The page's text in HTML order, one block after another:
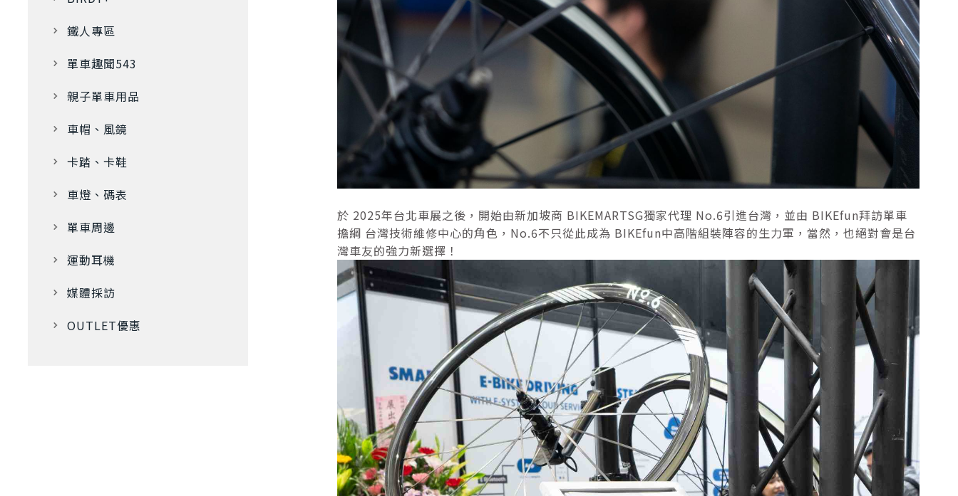
鐵人專區
單車趣聞543
親子單車用品
車帽、風鏡
卡踏、卡鞋
車燈、碼表
單車周邊
運動耳機
媒體採訪
OUTLET優惠
於 2025年台北車展之後，開始由新加坡商 BIKEMARTSG獨家代理 No.6引進台灣，並由 BIKEfun拜訪單車
擔綱 台灣技術維修中心的角色，No.6不只從此成為 BIKEfun中高階組裝陣容的生力軍，當然，也絕對會是台
灣車友的強力新選擇！